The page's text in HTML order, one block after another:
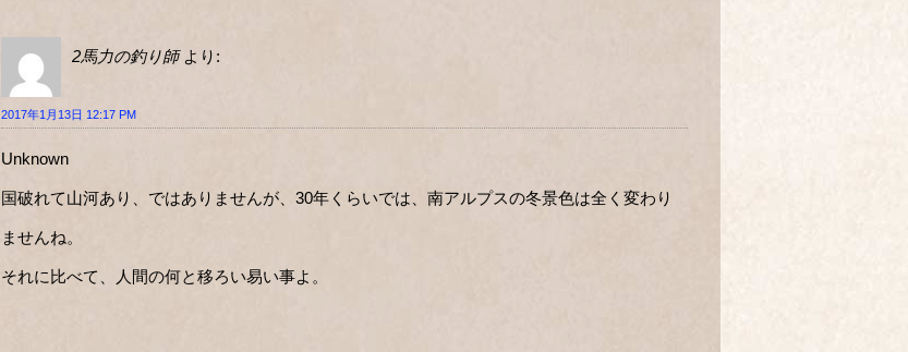
2馬力の釣り師 より:
2017年1月13日 12:17 PM
Unknown
国破れて山河あり、ではありませんが、30年くらいでは、南アルプスの冬景色は全く変わり
ませんね。
それに比べて、人間の何と移ろい易い事よ。